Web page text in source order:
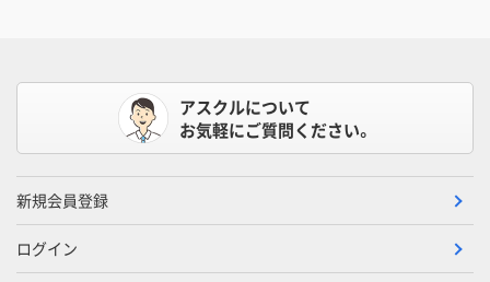
アスクルについて
お気軽にご質問ください。
新規会員登録
ログイン